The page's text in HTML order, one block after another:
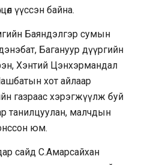
үүссэн байна.
Баяндэлгэр сумын
Багануур дүүргийн
Хэнтий Цэнхэрмандал
хот айлаар
газраас хэрэгжүүлж буй
танилцуулан, малчдын
юм.
сайд С.Амарсайхан